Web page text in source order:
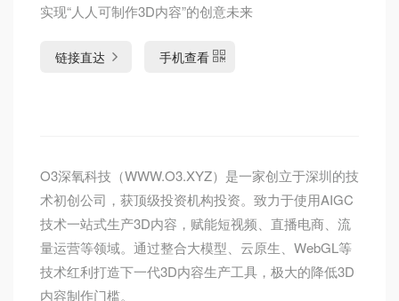
实现“人人可制作3D内容”的创意未来
链接直达 手机查看
O3深氧科技（WWW.O3.XYZ）是一家创立于深圳的技
术初创公司，获顶级投资机构投资。致力于使用AIGC
技术一站式生产3D内容，赋能短视频、直播电商、流
量运营等领域。通过整合大模型、云原生、WebGL等
技术红利打造下一代3D内容生产工具，极大的降低3D
内容制作门槛。